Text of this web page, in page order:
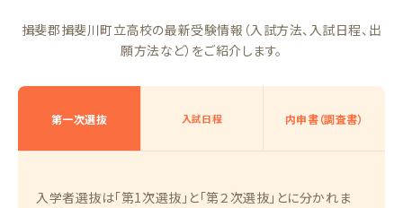
揖斐郡揖斐川町立高校の最新受験情報（入試方法、入試日程、出
願方法など）をご紹介します。
第一次選抜 入試日程 内申書（調査書）
入学者選抜は「第1次選抜」と「第２次選抜」とに分かれま